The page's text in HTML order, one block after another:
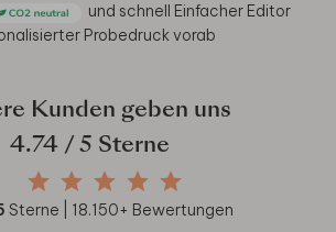
und schnell Einfacher Editor
Probedruck vorab
Kunden geben uns
4.74/ 5 Sterne
Sterne | 18.150+ Bewertungen